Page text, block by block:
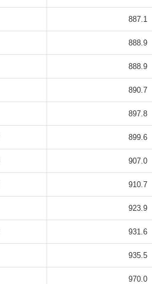
887.1
888.9
888.9
890.7
897.8
899.6
907.0
910.7
923.9
931.6
935.5
970.0